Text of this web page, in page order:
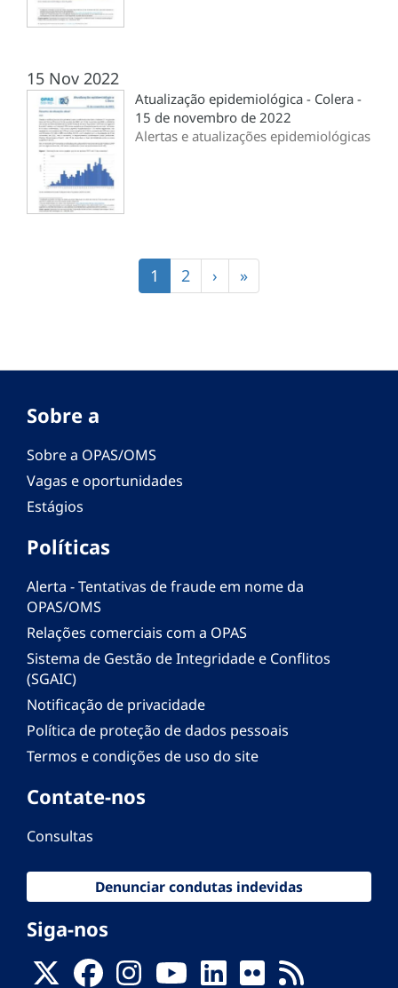
15 Nov 2022
Atualização epidemiológica - Colera -
15 de novembro de 2022
Alertas e atualizações epidemiológicas
Página
atual
1 Página
2
Próxima
página
›
Última
página
»
Sobre a
Sobre a OPAS/OMS
Vagas e oportunidades
Estágios
Políticas
Alerta - Tentativas de fraude em nome da
OPAS/OMS
Relações comerciais com a OPAS
Sistema de Gestão de Integridade e Conflitos
(SGAIC)
Notificação de privacidade
Política de proteção de dados pessoais
Termos e condições de uso do site
Contate-nos
Consultas
Denunciar condutas indevidas
Siga-nos